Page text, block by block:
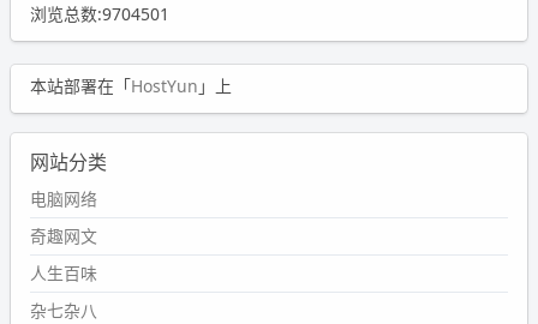
浏览总数:9704501
本站部署在「HostYun 」上
网站分类
电脑网络
奇趣网文
人生百味
杂七杂八